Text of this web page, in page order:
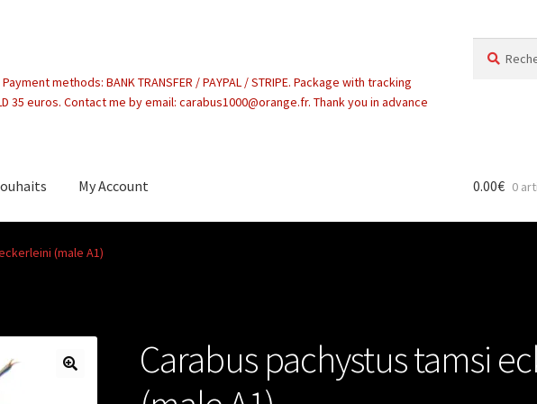
methods: BANK TRANSFER / PAYPAL / STRIPE. Package with tracking
35 euros. Contact me by email: carabus1000@orange.fr. Thank you in advance
pour :
My Account 0.00€ 0
(male A1)
Carabus pachystus tamsi